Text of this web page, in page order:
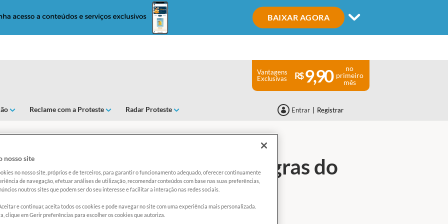
BAIXAR AGORA
Reclame com a Proteste Radar Proteste Entrar Registrar
Vantagens
Exclusivas
9,90
no
primeiro
mês
sobre cuidados com as regras do
nosso site
no nosso site, próprios e de terceiros, para garantir o funcionamento adequado, oferecer continuamente
de navegação, efetuar análises de utilização, recomendar conteúdos com base nas suas preferências,
noutros sites que podem ser do seu interesse e facilitar a interação nas redes sociais.
e continuar, aceita todos os cookies e pode navegar no site com uma experiência mais personalizada.
clique em Gerir preferências para escolher os cookies que autoriza.